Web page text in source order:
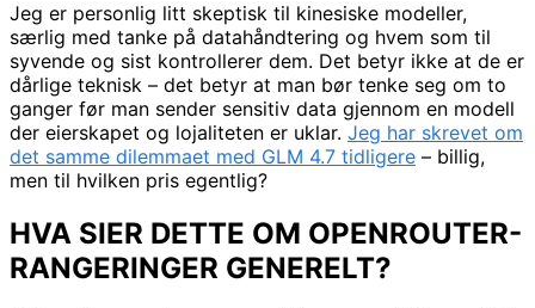
Jeg er personlig litt skeptisk til kinesiske modeller,
særlig med tanke på datahåndtering og hvem som til
syvende og sist kontrollerer dem. Det betyr ikke at de er
dårlige teknisk – det betyr at man bør tenke seg om to
ganger før man sender sensitiv data gjennom en modell
der eierskapet og lojaliteten er uklar. Jeg har skrevet om
det samme dilemmaet med GLM 4.7 tidligere – billig,
men til hvilken pris egentlig?
HVA SIER DETTE OM OPENROUTER-
RANGERINGER GENERELT?